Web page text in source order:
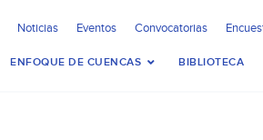
Noticias Eventos Convocatorias
ENFOQUE DE CUENCAS BIBLIOTECA